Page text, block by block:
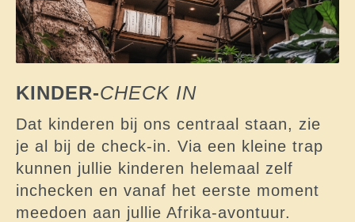
KINDER-CHECK IN
Dat kinderen bij ons centraal staan, zie
je al bij de check-in. Via een kleine trap
kunnen jullie kinderen helemaal zelf
inchecken en vanaf het eerste moment
meedoen aan jullie Afrika-avontuur.